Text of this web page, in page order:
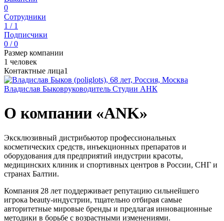
0
Сотрудники
1 / 1
Подписчики
0 / 0
Размер компании
1 человек
Контактные лица1
Владислав Быковруководитель Студии АНК
О компании «ANK»
Эксклюзивный дистрибьютор профессиональных
косметических средств, инъекционных препаратов и
оборудования для предприятий индустрии красоты,
медицинских клиник и спортивных центров в России, СНГ и
странах Балтии.
Компания 28 лет поддерживает репутацию сильнейшего
игрока beauty-индустрии, тщательно отбирая самые
авторитетные мировые бренды и предлагая инновационные
методики в борьбе с возрастными изменениями.